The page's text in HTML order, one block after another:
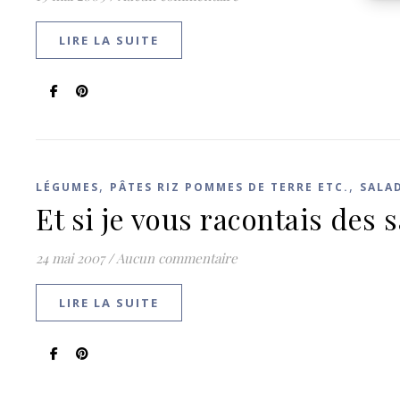
LIRE LA SUITE
LÉGUMES, PÂTES RIZ POMMES DE TERRE ETC. ,
Et si je vous racontais des
24 mai 2007 /Aucun commentaire
LIRE LA SUITE